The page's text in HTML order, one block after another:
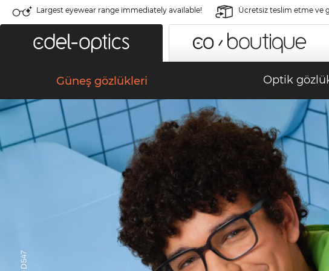
Largest eyewear range immediately available! Ücretsiz teslim etme ve
Güneş gözlükleri Optik